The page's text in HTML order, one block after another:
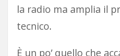
la radio ma amplia il
tecnico.
È un po’ quello che